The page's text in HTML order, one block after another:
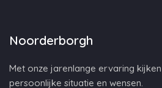
Noorderborgh
Met onze jarenlange ervaring
persoonlijke situatie en wensen.